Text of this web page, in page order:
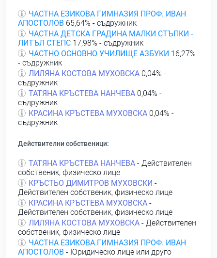
ЧАСТНА ЕЗИКОВА ГИМНАЗИЯ ПРОФ. ИВАН
АПОСТОЛОВ 65,64% - съдружник
ЧАСТНА ДЕТСКА ГРАДИНА МАЛКИ СТЪПКИ -
ЛИТЪЛ СТЕПС 17,98% - съдружник
ЧАСТНО ОСНОВНО УЧИЛИЩЕ АЗБУКИ 16,27%
- съдружник
ЛИЛЯНА КОСТОВА МУХОВСКА 0,04% -
съдружник
ТАТЯНА КРЪСТЕВА НАНЧЕВА 0,04% -
съдружник
КРАСИНА КРЪСТЕВА МУХОВСКА 0,04% -
съдружник
Действителни собственици:
ТАТЯНА КРЪСТЕВА НАНЧЕВА - Действителен
собственик, физическо лице
КРЪСТЬО ДИМИТРОВ МУХОВСКИ -
Действителен собственик, физическо лице
КРАСИНА КРЪСТЕВА МУХОВСКА -
Действителен собственик, физическо лице
ЛИЛЯНА КОСТОВА МУХОВСКА - Действителен
собственик, физическо лице
ЧАСТНА ЕЗИКОВА ГИМНАЗИЯ ПРОФ. ИВАН
АПОСТОЛОВ - Юридическо лице или друго